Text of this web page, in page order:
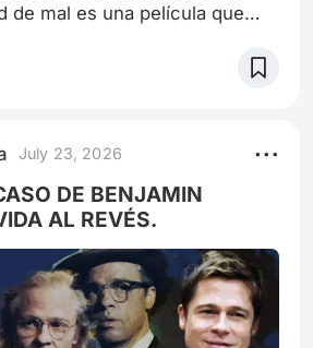
de mal es una película que
en 1958, que no hay
que genera la sensación
pero tampoco es original
sobre lo q
July 23, 2026
DE BENJAMIN
AL REVÉS.